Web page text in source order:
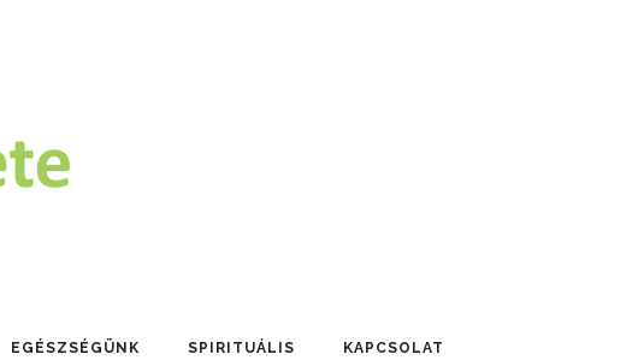
EGÉSZSÉGÜNK SPIRITUÁLIS KAPCSOLAT